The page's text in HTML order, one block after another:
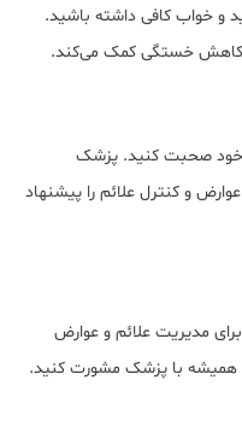
و خواب کافی داشته باشید.
کاهش خستگی کمک می‌کند.
خود صحبت کنید. پزشک
و کنترل علائم را پیشنهاد
مدیریت علائم و عوارض
و همیشه با پزشک مشورت کنید.